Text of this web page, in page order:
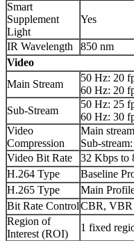
Smart
Supplement
Light
Yes
IR Wavelength
850 nm
Video
Main Stream
50 Hz: 20
60 Hz: 20
Sub-Stream
50 Hz: 25
60 Hz: 30
Video
Compression
Main
Sub-
Video Bit Rate
32 Kbps to
H.264 Type
Baseline
H.265 Type
Main
Bit Rate ControlCBR, VBR
Region of
Interest (ROI)
1 fixed